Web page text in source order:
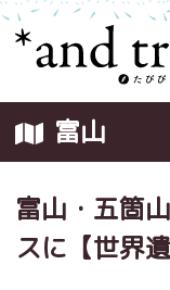
富山
富山・五箇
スに【世界